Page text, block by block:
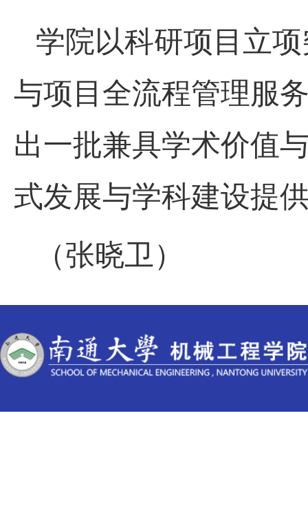
学院以科研项目立
与项目全流程管理服
出一批兼具学术价值
式发展与学科建设提
（张晓卫）